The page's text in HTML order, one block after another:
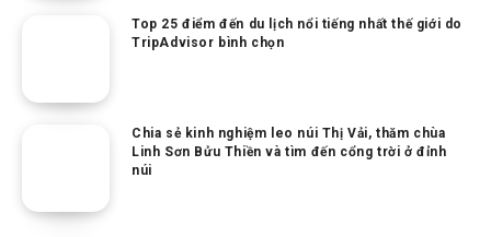
Top 25 điểm đến du lịch nổi tiếng nhất thế giới do
TripAdvisor bình chọn
Chia sẻ kinh nghiệm leo núi Thị Vải, thăm chùa
Linh Sơn Bửu Thiền và tìm đến cổng trời ở đỉnh
núi